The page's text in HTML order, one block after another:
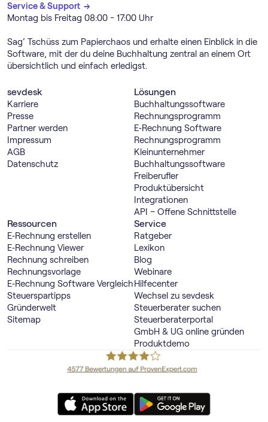
Service & Support →
Montag bis Freitag 08:00 - 17:00 Uhr
Sag’ Tschüss zum Papierchaos und erhalte einen Einblick in die
Software, mit der du deine Buchhaltung zentral an einem Ort
übersichtlich und einfach erledigst.
sevdesk
Karriere
Presse
Partner werden
Impressum
AGB
Datenschutz
Lösungen
Buch­haltungs­software
Rechnungs­programm
E‑Rechnung Software
Rechnungs­programm
Kleinunternehmer
Buch­haltungs­software
Freiberufler
Produktübersicht
Integrationen
API – Offene Schnittstelle
Ressourcen
E‑Rechnung erstellen
E‑Rechnung Viewer
Rechnung schreiben
Rechnungsvorlage
E‑Rechnung Software Vergleich
Steuerspartipps
Gründerwelt
Sitemap
Service
Ratgeber
Lexikon
Blog
Webinare
Hilfecenter
Wechsel zu sevdesk
Steuerberater suchen
Steuerberaterportal
GmbH & UG online gründen
Produktdemo